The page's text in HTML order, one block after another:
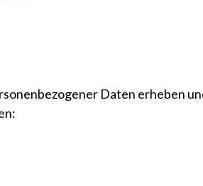
Daten erheben